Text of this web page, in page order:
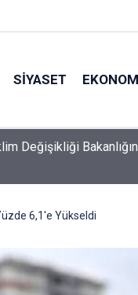
SIYASET
Değişikliği
6,1'e Yükseldi